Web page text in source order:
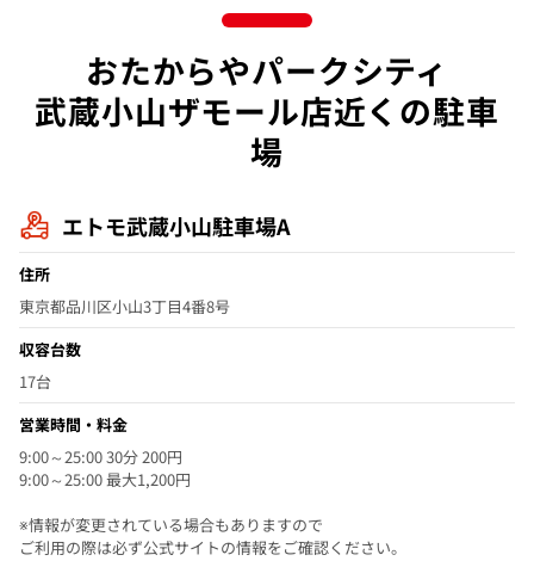
おたからやパークシティ
武蔵小山ザモール店近くの駐車
場
エトモ武蔵小山駐車場A
住所
東京都品川区小山3丁目4番8号
収容台数
17台
営業時間・料金
9:00～25:00 30分 200円
9:00～25:00 最大1,200円
※情報が変更されている場合もありますので
ご利用の際は必ず公式サイトの情報をご確認ください。